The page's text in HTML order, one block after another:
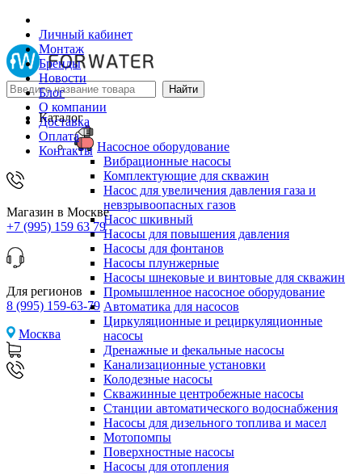
Личный кабинет
Монтаж
Бренды
Новости
Блог
О компании
Доставка
Оплата
Контакты
Магазин в Москве
+7 (995) 159 63 79
Для регионов
8 (995) 159-63-79
Москва
Каталог
Насосное оборудование
Вибрационные насосы
Комплектующие для скважин
Насос для увеличения давления газа и
невзрывоопасных газов
Насос шкивный
Насосы для повышения давления
Насосы для фонтанов
Насосы плунжерные
Насосы шнековые и винтовые для скважин
Промышленное насосное оборудование
Автоматика для насосов
Циркуляционные и рециркуляционные
насосы
Дренажные и фекальные насосы
Канализационные установки
Колодезные насосы
Скважинные центробежные насосы
Станции автоматического водоснабжения
Насосы для дизельного топлива и масел
Мотопомпы
Поверхностные насосы
Насосы для отопления